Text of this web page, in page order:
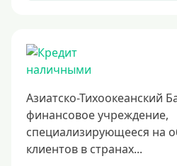
Заявка во все банки
Способы выдачи
Не выходя из дома
С доставкой на дом
Наличными
Азиатско-Тихоокеанский
финансовое учреждение,
специализирующееся на
клиентов в странах...